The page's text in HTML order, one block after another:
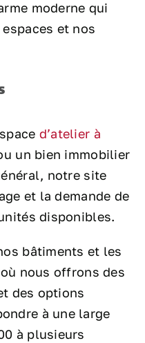
moderne qui
et nos
d’atelier à
un bien immobilier
notre site
et la demande de
disponibles.
bâtiments et les
nous offrons des
des options
à une large
à plusieurs